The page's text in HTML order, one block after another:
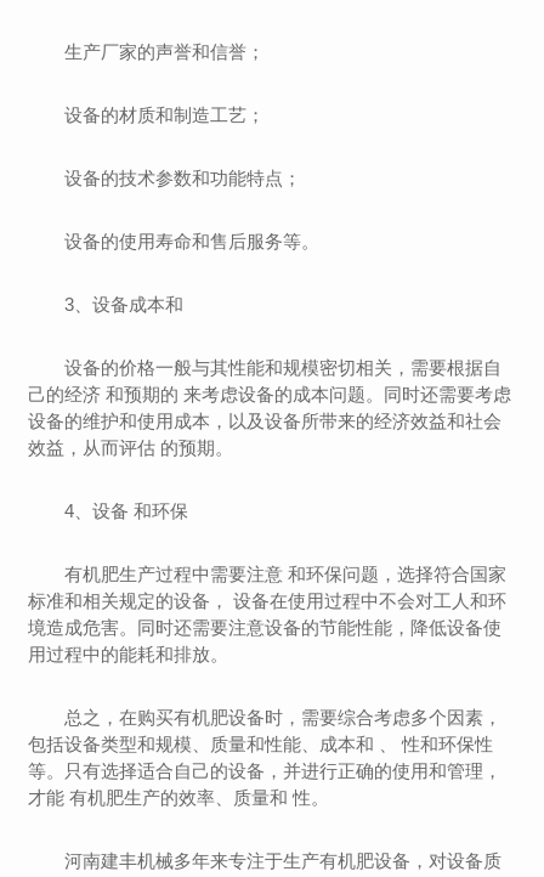
生产厂家的声誉和信誉；
设备的材质和制造工艺；
设备的技术参数和功能特点；
设备的使用寿命和售后服务等。
3、设备成本和
设备的价格一般与其性能和规模密切相关，需要根据自
己的经济 和预期的 来考虑设备的成本问题。同时还需要考虑
设备的维护和使用成本，以及设备所带来的经济效益和社会
效益，从而评估 的预期。
4、设备 和环保
有机肥生产过程中需要注意 和环保问题，选择符合国家
标准和相关规定的设备， 设备在使用过程中不会对工人和环
境造成危害。同时还需要注意设备的节能性能，降低设备使
用过程中的能耗和排放。
总之，在购买有机肥设备时，需要综合考虑多个因素，
包括设备类型和规模、质量和性能、成本和 、 性和环保性
等。只有选择适合自己的设备，并进行正确的使用和管理，
才能 有机肥生产的效率、质量和 性。
河南建丰机械多年来专注于生产有机肥设备，对设备质